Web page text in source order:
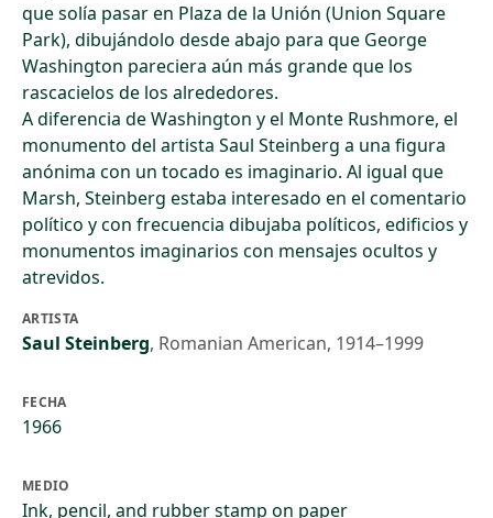
que solía pasar en Plaza de la Unión (Union Square
Park), dibujándolo desde abajo para que George
Washington pareciera aún más grande que los
rascacielos de los alrededores.
A diferencia de Washington y el Monte Rushmore, el
monumento del artista Saul Steinberg a una figura
anónima con un tocado es imaginario. Al igual que
Marsh, Steinberg estaba interesado en el comentario
político y con frecuencia dibujaba políticos, edificios y
monumentos imaginarios con mensajes ocultos y
atrevidos.
ARTISTA
Saul Steinberg, Romanian American, 1914–1999
FECHA
1966
MEDIO
Ink, pencil, and rubber stamp on paper